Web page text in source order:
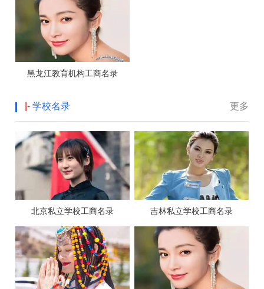
黑龙江教育机构工商名录
更多
|- 学校名录
北京私立学校工商名录 吉林私立学校工商名录